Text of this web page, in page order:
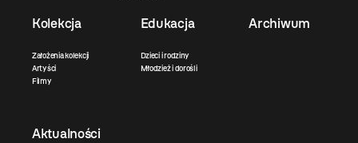
Kolekcja
Założenia kolekcji
Artyści
Filmy
Edukacja
Dzieci i rodziny
Młodzież i dorośli
Archiwum
Aktualności